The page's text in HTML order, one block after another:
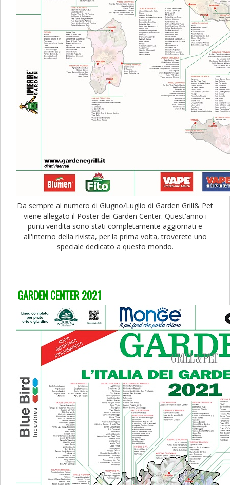
Da sempre al numero di Giugno/Luglio di Garden Grill& Pet
viene allegato il Poster dei Garden Center. Quest'anno i
punti vendita sono stati completamente aggiornati e
all'interno della rivista, per la prima volta, troverete uno
speciale dedicato a questo mondo.
GARDEN CENTER 2021